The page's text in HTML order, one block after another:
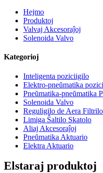
Hejmo
Produktoj
Valvaj Akcesoraĵoj
Solenoida Valvo
Kategorioj
Inteligenta poziciigilo
Elektro-pneŭmatika
Pneŭmatika-pneŭmatika
Solenoida Valvo
Reguligilo de Aera Filtrilo
Limiga Ŝaltilo Skatolo
Aliaj Akcesoraĵoj
Pneŭmatika Aktuario
Elektra Aktuario
Elstaraj produktoj